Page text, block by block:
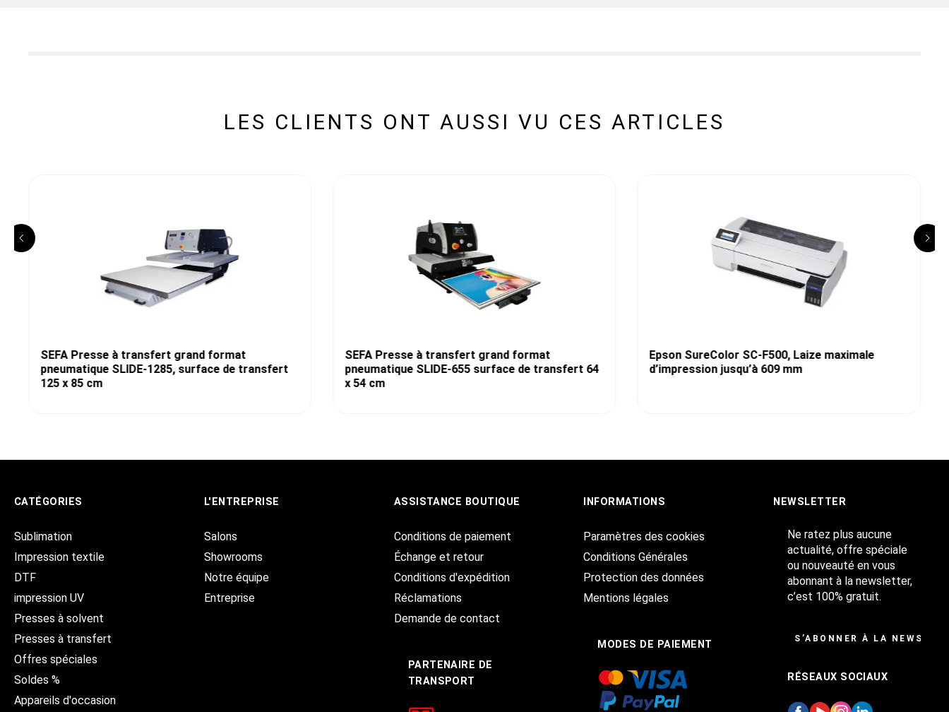
LES CLIENTS ONT AUSSI VU CES ARTICLES
SEFA Presse à transfert grand format
pneumatique SLIDE-1285, surface de transfert
125 x 85 cm
SEFA Presse à transfert grand format
pneumatique SLIDE-655 surface de transfert 64
x 54 cm
Epson SureColor SC-F500, Laize maximale
d’impression jusqu’à 609 mm
CATÉGORIES
Sublimation
Impression textile
DTF
impression UV
Presses à solvent
Presses à transfert
Offres spéciales
Soldes %
Appareils d'occasion
L'ENTREPRISE
Salons
Showrooms
Notre équipe
Entreprise
ASSISTANCE BOUTIQUE
Conditions de paiement
Échange et retour
Conditions d'expédition
Réclamations
Demande de contact
PARTENAIRE DE
TRANSPORT
INFORMATIONS
Paramètres des cookies
Conditions Générales
Protection des données
Mentions légales
MODES DE PAIEMENT
NEWSLETTER
Ne ratez plus aucune
actualité, offre spéciale
ou nouveauté en vous
abonnant à la newsletter,
c’est 100% gratuit.
S’ABONNER À LA
RÉSEAUX SOCIAUX